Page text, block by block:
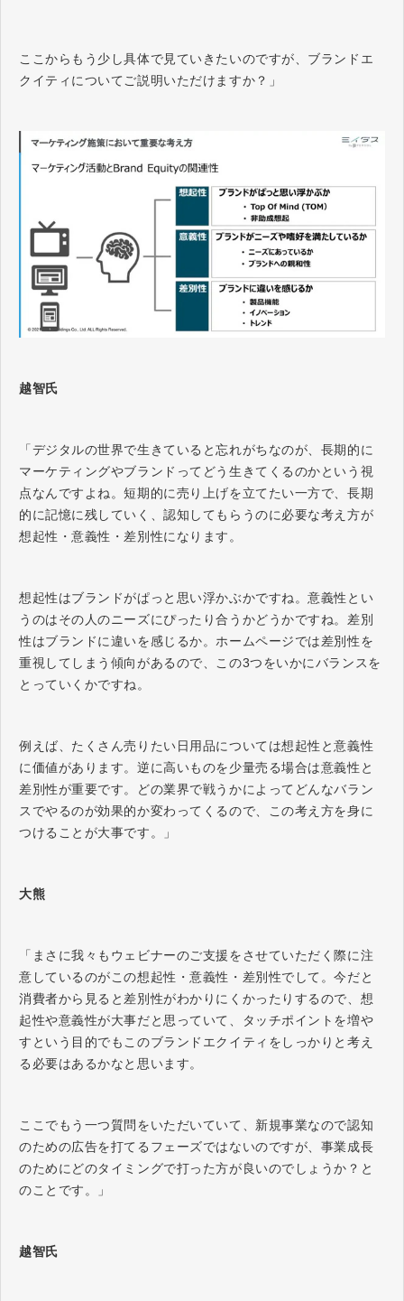
ここからもう少し具体で見ていきたいのですが、ブランドエ
クイティについてご説明いただけますか？」
越智氏
「デジタルの世界で生きていると忘れがちなのが、長期的に
マーケティングやブランドってどう生きてくるのかという視
点なんですよね。短期的に売り上げを立てたい一方で、長期
的に記憶に残していく、認知してもらうのに必要な考え方が
想起性・意義性・差別性になります。
想起性はブランドがぱっと思い浮かぶかですね。意義性とい
うのはその人のニーズにぴったり合うかどうかですね。差別
性はブランドに違いを感じるか。ホームページでは差別性を
重視してしまう傾向があるので、この3つをいかにバランスを
とっていくかですね。
例えば、たくさん売りたい日用品については想起性と意義性
に価値があります。逆に高いものを少量売る場合は意義性と
差別性が重要です。どの業界で戦うかによってどんなバラン
スでやるのが効果的か変わってくるので、この考え方を身に
つけることが大事です。」
大熊
「まさに我々もウェビナーのご支援をさせていただく際に注
意しているのがこの想起性・意義性・差別性でして。今だと
消費者から見ると差別性がわかりにくかったりするので、想
起性や意義性が大事だと思っていて、タッチポイントを増や
すという目的でもこのブランドエクイティをしっかりと考え
る必要はあるかなと思います。
ここでもう一つ質問をいただいていて、新規事業なので認知
のための広告を打てるフェーズではないのですが、事業成長
のためにどのタイミングで打った方が良いのでしょうか？と
のことです。」
越智氏